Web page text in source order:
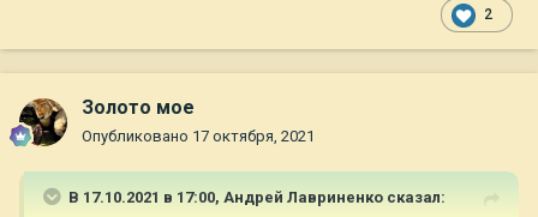
2
Золото мое
Опубликовано 17 октября, 2021
В 17.10.2021 в 17:00, Андрей Лавриненко сказал: